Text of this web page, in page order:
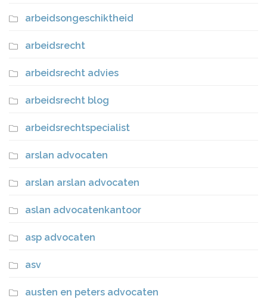
arbeidsongeschiktheid
arbeidsrecht
arbeidsrecht advies
arbeidsrecht blog
arbeidsrechtspecialist
arslan advocaten
arslan arslan advocaten
aslan advocatenkantoor
asp advocaten
asv
austen en peters advocaten